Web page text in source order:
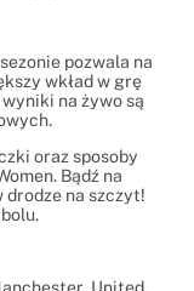
pozwala na
wkład w grę
na żywo są
oraz sposoby
Bądź na
drodze na szczyt!